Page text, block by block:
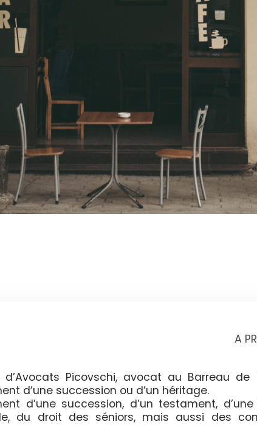
A
Picovschi, avocat au Barreau de
d’une succession ou d’un héritage.
d’une succession, d’un testament,
du droit des séniors, mais aussi des